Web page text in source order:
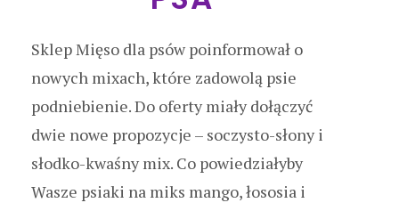
Sklep Mięso dla psów poinformował o
nowych mixach, które zadowolą psie
podniebienie. Do oferty miały dołączyć
dwie nowe propozycje – soczysto-słony i
słodko-kwaśny mix. Co powiedziałyby
Wasze psiaki na miks mango, łososia i